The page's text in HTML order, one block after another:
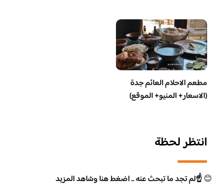
مطعم الاحلام العائم جدة
(الاسعار+ المنيو+ الموقع)
انتظر لحظة
😊☝️لم تجد ما تبحث عنه .. اضغط هنا وشاهد المزيد